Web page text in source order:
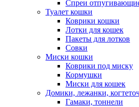
Спреи
Туалет кошки
Коврики кошки
Лотки для кошек
Пакеты для лотков
Совки
Миски кошки
Коврики под миску
Кормушки
Миски для кошек
Домики, лежанки,
Гамаки, тоннели